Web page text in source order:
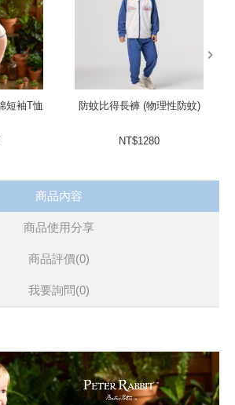
短袖T恤 防蚊比得長褲 (物理性防蚊)
NT$1280
商品內容
商品使用分享
商品評價(0)
我要詢問(0)